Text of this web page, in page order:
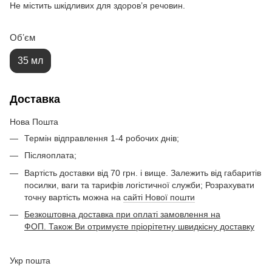
Не містить шкідливих для здоров’я речовин.
Обʼєм
35 мл
Доставка
Нова Пошта
Термін відправлення 1-4 робочих днів;
Післяоплата;
Вартість доставки від 70 грн. і вище. Залежить від габаритів
посилки, ваги та тарифів логістичної служби; Розрахувати
точну вартість можна на сайті Нової пошти
Безкоштовна доставка при оплаті замовлення на
ФОП. Також Ви отримуєте пріорітетну швидкісну доставку
Укр пошта